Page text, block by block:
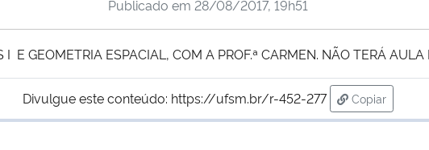
Publicado em 28/08/2017, 19h51
E GEOMETRIA ESPACIAL, COM A PROF.ª CARMEN. NÃO TERÁ
Divulgue este conteúdo: https://ufsm.br/r-452-277
Copiar
para área